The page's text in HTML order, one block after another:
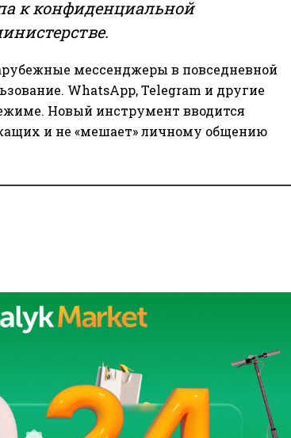
к конфиденциальной
мессенджеры в повседневной
WhatsApp, Telegram и другие
Новый инструмент вводится
и не «мешает» личному общению